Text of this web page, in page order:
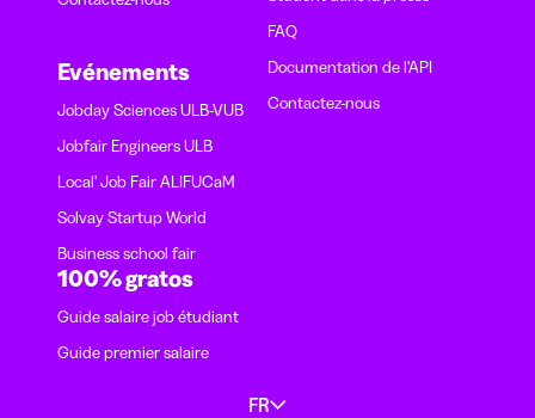
Evénements
Jobday Sciences ULB-VUB
Jobfair Engineers ULB
Local' Job Fair ALIFUCaM
Solvay Startup World
Business school fair
FAQ
Documentation de l'API
Contactez-nous
100% gratos
Guide salaire job étudiant
Guide premier salaire
FR